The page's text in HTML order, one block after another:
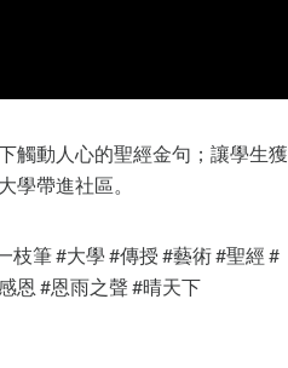
觸動人心的聖經金句；讓學生獲
學帶進社區。
枝筆 #大學 #傳授 #藝術 #聖經 #
恩 #恩雨之聲 #晴天下